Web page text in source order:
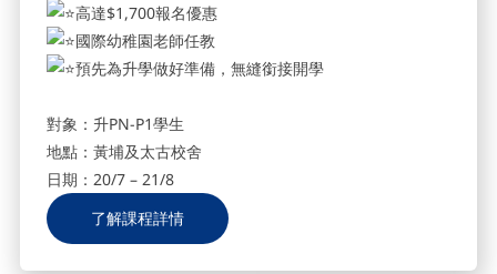
學習的自信心，事半功倍。
其他學習之範圍包
高達$1,700報名優惠
國際幼稚園老師任教
預先為升學做好準備，無縫銜接開學
對象：升PN-P1學生
地點：黃埔及太古校舍
日期：20/7 – 21/8
了解課程詳情